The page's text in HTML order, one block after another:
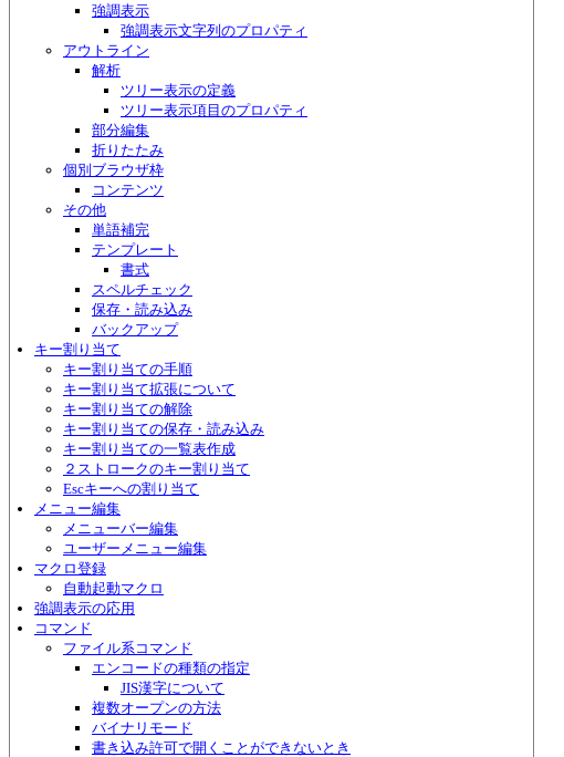
強調表示
強調表示文字列のプロパティ
アウトライン
解析
ツリー表示の定義
ツリー表示項目のプロパティ
部分編集
折りたたみ
個別ブラウザ枠
コンテンツ
その他
単語補完
テンプレート
書式
スペルチェック
保存・読み込み
バックアップ
キー割り当て
キー割り当ての手順
キー割り当て拡張について
キー割り当ての解除
キー割り当ての保存・読み込み
キー割り当ての一覧表作成
２ストロークのキー割り当て
Escキーへの割り当て
メニュー編集
メニューバー編集
ユーザーメニュー編集
マクロ登録
自動起動マクロ
強調表示の応用
コマンド
ファイル系コマンド
エンコードの種類の指定
JIS漢字について
複数オープンの方法
バイナリモード
書き込み許可で開くことができないとき